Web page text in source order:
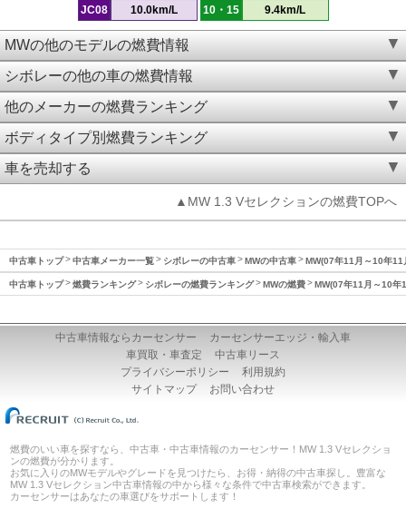
JC08 10.0km/L 10・15 9.4km/L
MWの他のモデルの燃費情報
シボレーの他の車の燃費情報
他のメーカーの燃費ランキング
ボディタイプ別燃費ランキング
車を売却する
▲MW 1.3 Vセレクションの燃費TOPへ
中古車トップ 中古車メーカー一覧 シボレーの中古車 MWの中古車 MW(07年11月～10年11
中古車トップ 燃費ランキング シボレーの燃費ランキング MWの燃費 MW(07年11月～10年
中古車情報ならカーセンサー
カーセンサーエッジ・輸入車
車買取・車査定
中古車リース
プライバシーポリシー
利用規約
サイトマップ
お問い合わせ
燃費のいい車を探すなら、中古車・中古車情報のカーセンサー！MW 1.3 Vセレクショ
ンの燃費が分かります。
お気に入りのMWモデルやグレードを見つけたら、お得・納得の中古車探し。豊富な
MW 1.3 Vセレクション中古車情報の中から様々な条件で中古車検索ができます。
カーセンサーはあなたの車選びをサポートします！